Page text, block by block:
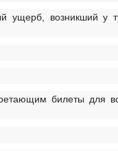
возникший у
билеты для